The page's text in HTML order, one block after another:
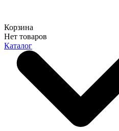
Корзина
Нет товаров
Каталог